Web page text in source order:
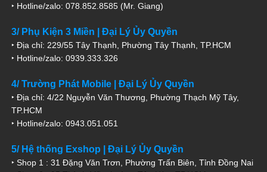
‣ Hotline/zalo: 078.852.8585 (Mr. Giang)
3/ Phụ Kiện 3 Miền | Đại Lý Ủy Quyền
‣ Địa chỉ: 229/55 Tây Thạnh, Phường Tây Thạnh, TP.HCM
‣ Hotline/zalo: 0939.333.326
4/ Trường Phát Mobile | Đại Lý Ủy Quyền
‣ Địa chỉ: 4/22 Nguyễn Văn Thương, Phường Thạch Mỹ Tây,
TP.HCM
‣ Hotline/zalo: 0943.051.051
5/ Hệ thống Exshop | Đại Lý Ủy Quyền
‣ Shop 1 : 31 Đặng Văn Trơn, Phường Trấn Biên, Tỉnh Đồng Nai